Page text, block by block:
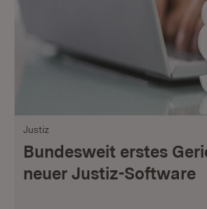
Justiz
Bundesweit erstes
neuer Justiz-Software